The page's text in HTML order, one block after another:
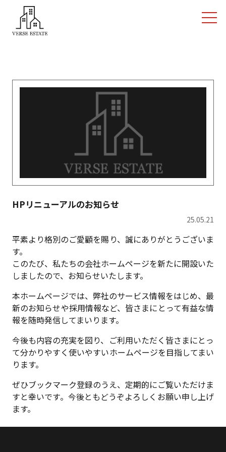
HPリニューアルのお知らせ
25.05.21
平素より格別のご愛顧を賜り、誠にありがとうございま
す。
このたび、私たちの会社ホームページを新たに開設いた
しましたので、お知らせいたします。
本ホームページでは、弊社のサービス情報をはじめ、最
新のお知らせや採用情報など、皆さまにとって有益な情
報を随時発信してまいります。
今後も内容の充実を図り、ご利用いただく皆さまにとっ
て分かりやすく使いやすいホームページを目指してまい
ります。
ぜひブックマーク登録のうえ、定期的にご覧いただけま
すと幸いです。今後ともどうぞよろしくお願い申し上げ
ます。